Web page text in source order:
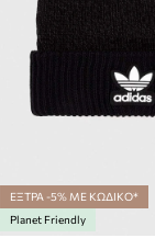
ΕΞΤΡΑ -5% ΜΕ ΚΩΔΙΚΟ*
Planet Friendly